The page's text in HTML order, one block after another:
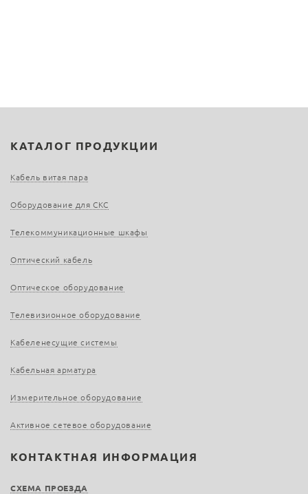
КАТАЛОГ ПРОДУКЦИИ
Кабель витая пара
Оборудование для СКС
Телекоммуникационные шкафы
Оптический кабель
Оптическое оборудование
Телевизионное оборудование
Кабеленесущие системы
Кабельная арматура
Измерительное оборудование
Активное сетевое оборудование
КОНТАКТНАЯ ИНФОРМАЦИЯ
СХЕМА ПРОЕЗДА